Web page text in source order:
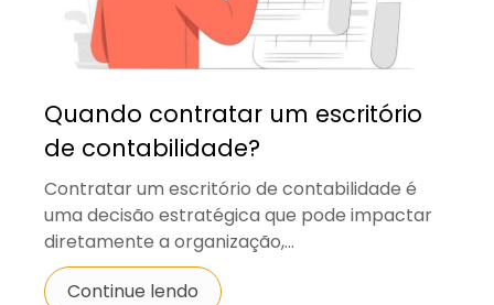
Quando contratar um escritório
de contabilidade?
Contratar um escritório de contabilidade é
uma decisão estratégica que pode impactar
diretamente a organização,...
Continue lendo